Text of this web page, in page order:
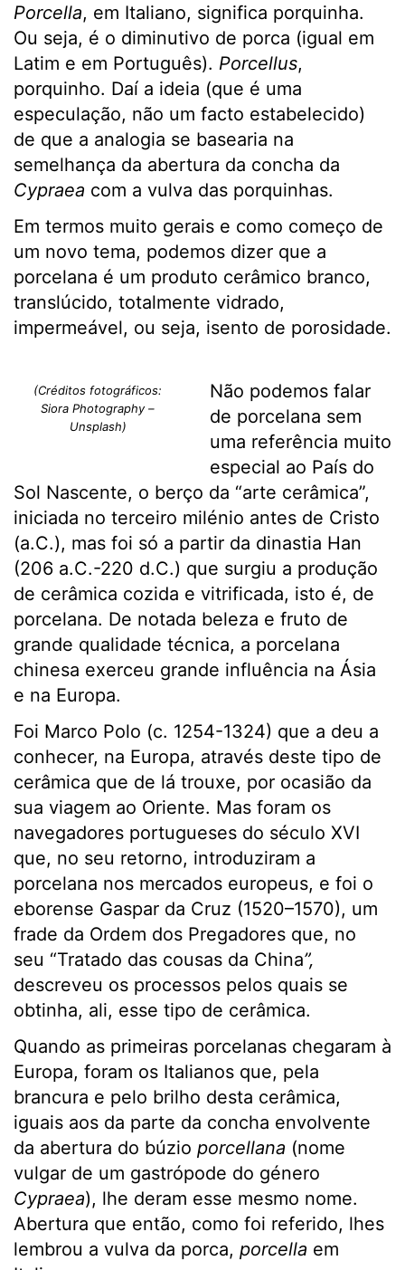
Porcella, em Italiano, significa porquinha.
Ou seja, é o diminutivo de porca (igual em
Latim e em Português). Porcellus,
porquinho. Daí a ideia (que é uma
especulação, não um facto estabelecido)
de que a analogia se basearia na
semelhança da abertura da concha da
Cypraea com a vulva das porquinhas.
Em termos muito gerais e como começo de
um novo tema, podemos dizer que a
porcelana é um produto cerâmico branco,
translúcido, totalmente vidrado,
impermeável, ou seja, isento de porosidade.
(Créditos fotográficos:
Siora Photography –
Unsplash)
Não podemos falar
de porcelana sem
uma referência muito
especial ao País do
Sol Nascente, o berço da “arte cerâmica”,
iniciada no terceiro milénio antes de Cristo
(a.C.), mas foi só a partir da dinastia Han
(206 a.C.-220 d.C.) que surgiu a produção
de cerâmica cozida e vitrificada, isto é, de
porcelana. De notada beleza e fruto de
grande qualidade técnica, a porcelana
chinesa exerceu grande influência na Ásia
e na Europa.
Foi Marco Polo (c. 1254-1324) que a deu a
conhecer, na Europa, através deste tipo de
cerâmica que de lá trouxe, por ocasião da
sua viagem ao Oriente. Mas foram os
navegadores portugueses do século XVI
que, no seu retorno, introduziram a
porcelana nos mercados europeus, e foi o
eborense Gaspar da Cruz (1520–1570), um
frade da Ordem dos Pregadores que, no
seu “Tratado das cousas da China”,
descreveu os processos pelos quais se
obtinha, ali, esse tipo de cerâmica.
Quando as primeiras porcelanas chegaram à
Europa, foram os Italianos que, pela
brancura e pelo brilho desta cerâmica,
iguais aos da parte da concha envolvente
da abertura do búzio porcellana (nome
vulgar de um gastrópode do género
Cypraea), lhe deram esse mesmo nome.
Abertura que então, como foi referido, lhes
lembrou a vulva da porca, porcella em